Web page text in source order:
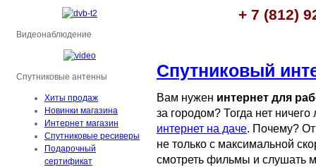
+ 7 (812)
Спутниковый
Вам нужен интернет для
за городом? Тогда нет
интернет на даче. Почему?
не только с максимальной
смотреть фильмы и слушать
Видеонаблюдение
Спутниковые антенны
Хиты продаж
Новинки магазина
Интернет магазин
Спутниковые ресиверы
Подарочный
сертификат